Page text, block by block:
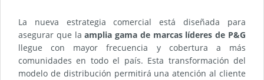
La nueva estrategia comercial está diseñada para
asegurar que laamplia gama de marcas líderes de P&G
llegue con mayor frecuencia y cobertura a más
comunidades en todo el país. Esta transformación del
modelo de distribución permitirá una atención al cliente